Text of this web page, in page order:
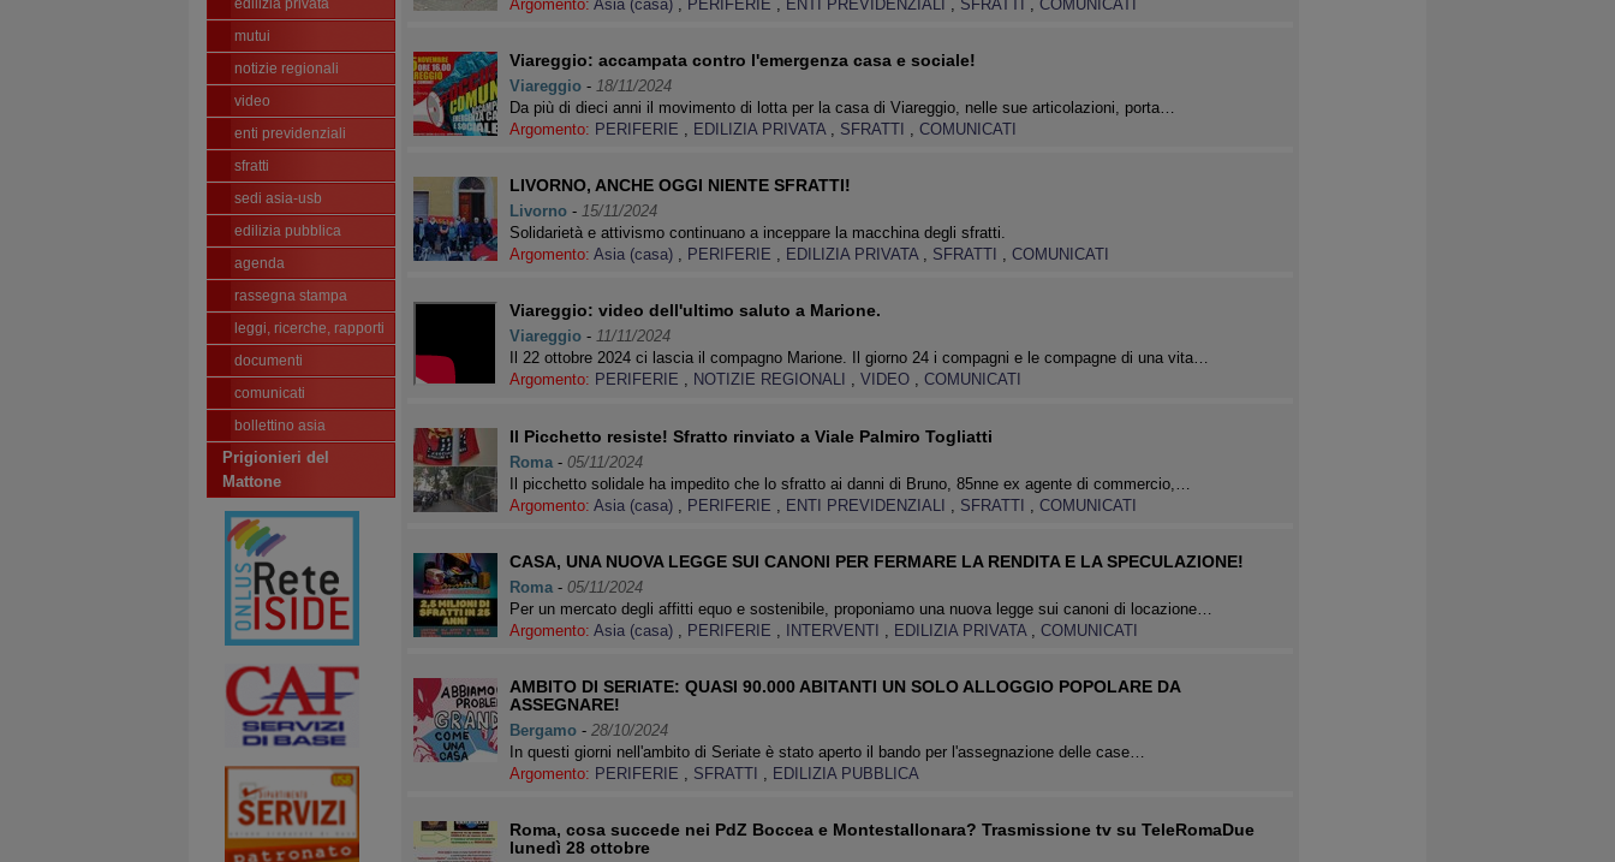
edilizia privata
mutui
notizie regionali
video
enti previdenziali
sfratti
sedi asia-usb
edilizia pubblica
agenda
rassegna stampa
leggi, ricerche, rapporti
documenti
comunicati
bollettino asia
Prigionieri del
Mattone
Argomento: Asia (casa) , PERIFERIE , ENTI PREVIDENZIALI , SFRATTI , COMUNICATI
Viareggio: accampata contro l'emergenza casa e sociale!
Viareggio- 18/11/2024
Da più di dieci anni il movimento di lotta per la casa di Viareggio, nelle sue articolazioni, porta…
Argomento: PERIFERIE , EDILIZIA PRIVATA , SFRATTI , COMUNICATI
LIVORNO, ANCHE OGGI NIENTE SFRATTI!
Livorno- 15/11/2024
Solidarietà e attivismo continuano a inceppare la macchina degli sfratti.
Argomento: Asia (casa) , PERIFERIE , EDILIZIA PRIVATA , SFRATTI , COMUNICATI
Viareggio: video dell'ultimo saluto a Marione.
Viareggio- 11/11/2024
Il 22 ottobre 2024 ci lascia il compagno Marione. Il giorno 24 i compagni e le compagne di una vita…
Argomento: PERIFERIE , NOTIZIE REGIONALI , VIDEO , COMUNICATI
Il Picchetto resiste! Sfratto rinviato a Viale Palmiro Togliatti
Roma- 05/11/2024
Il picchetto solidale ha impedito che lo sfratto ai danni di Bruno, 85nne ex agente di commercio,…
Argomento: Asia (casa) , PERIFERIE , ENTI PREVIDENZIALI , SFRATTI , COMUNICATI
CASA, UNA NUOVA LEGGE SUI CANONI PER FERMARE LA RENDITA E LA SPECULAZIONE!
Roma- 05/11/2024
Per un mercato degli affitti equo e sostenibile, proponiamo una nuova legge sui canoni di locazione…
Argomento: Asia (casa) , PERIFERIE , INTERVENTI , EDILIZIA PRIVATA , COMUNICATI
AMBITO DI SERIATE: QUASI 90.000 ABITANTI UN SOLO ALLOGGIO POPOLARE DA
ASSEGNARE!
Bergamo- 28/10/2024
In questi giorni nell'ambito di Seriate è stato aperto il bando per l'assegnazione delle case…
Argomento: PERIFERIE , SFRATTI , EDILIZIA PUBBLICA
Roma, cosa succede nei PdZ Boccea e Montestallonara? Trasmissione tv su TeleRomaDue
lunedì 28 ottobre